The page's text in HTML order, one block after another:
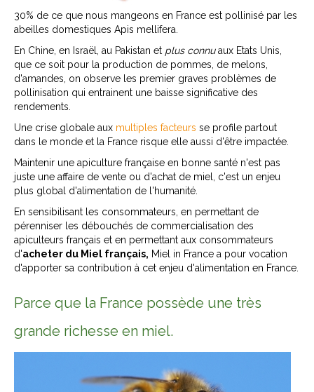
30% de ce que nous mangeons en France est pollinisé par les
abeilles domestiques Apis mellifera.
En Chine, en Israël, au Pakistan et plus connuaux Etats Unis,
que ce soit pour la production de pommes, de melons,
d'amandes, on observe les premier graves problèmes de
pollinisation qui entrainent une baisse significative des
rendements.
Une crise globale aux multiples facteurs se profile partout
dans le monde et la France risque elle aussi d'être impactée.
Maintenir une apiculture française en bonne santé n'est pas
juste une affaire de vente ou d'achat de miel, c'est un enjeu
plus global d'alimentation de l'humanité.
En sensibilisant les consommateurs, en permettant de
pérenniser les débouchés de commercialisation des
apiculteurs français et en permettant aux consommateurs
d'acheter du Miel français, Miel in France a pour vocation
d'apporter sa contribution à cet enjeu d'alimentation en France.
Parce que la France possède une très
grande richesse en miel.